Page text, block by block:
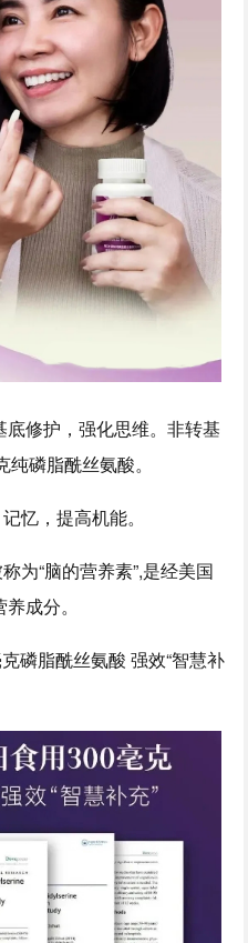
修护，强化思维。非转基
磷脂酰丝氨酸。
忆，提高机能。
为“脑的营养素”,是经美国
成分。
磷脂酰丝氨酸 强效“智慧补